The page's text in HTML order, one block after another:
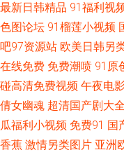
ay性爱 91n香蕉社 91制作
浆自慰 91亚洲不用下载 国
女 狠狠日综合网 91蜜臀在
爱网站日韩欧美 亚洲东方
最新日韩精品 91福利视
色图论坛 91榴莲小视频
吧97资源站 欧美日韩另
在线免费 免费潮喷 91原
碰高清免费视频 午夜电
倩女幽魂 超清国产剧大全
瓜福利小视频 免费91 国
香蕉 激情另类图片 亚洲